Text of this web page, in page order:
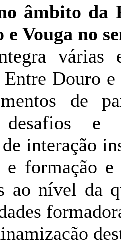
âmbito da
Vouga no
várias
Entre Douro
de
desafios e
interação
e formação
ao nível da